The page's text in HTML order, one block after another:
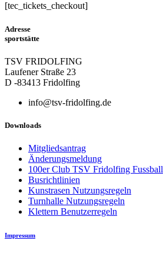
[tec_tickets_checkout]
Adresse
sportstätte
TSV FRIDOLFING
Laufener Straße 23
D -83413 Fridolfing
info@tsv-fridolfing.de
Downloads
Mitgliedsantrag
Änderungsmeldung
100er Club TSV Fridolfing Fussball
Busrichtlinien
Kunstrasen Nutzungsregeln
Turnhalle Nutzungsregeln
Klettern Benutzerregeln
Impressum